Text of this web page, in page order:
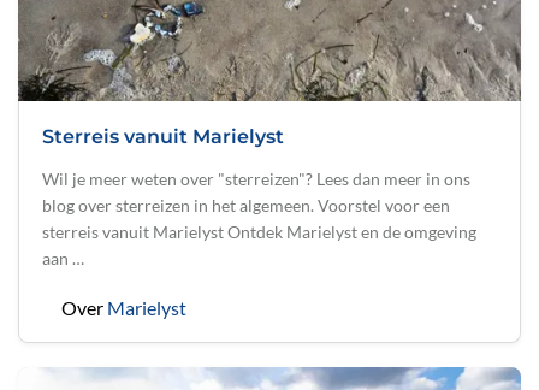
Sterreis vanuit Marielyst
Wil je meer weten over "sterreizen"? Lees dan meer in ons
blog over sterreizen in het algemeen. Voorstel voor een
sterreis vanuit Marielyst Ontdek Marielyst en de omgeving
aan …
Over Marielyst